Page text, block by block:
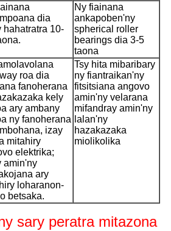
dia
hahatratra 10-
Ny fiainana
ankapoben'ny
spherical roller
bearings dia 3-5
taona
roa dia
fanoherana
kely
ary ambany
ny fanoherana
izay
mitahiry
elektrika;
amin'ny
ary
loharanon-
betsaka.
Tsy hita mibaribary
ny fiantraikan'ny
fitsitsiana angovo
amin'ny velarana
mifandray amin'ny
lalan'ny
hazakazaka
miolikolika
sary peratra mitazona